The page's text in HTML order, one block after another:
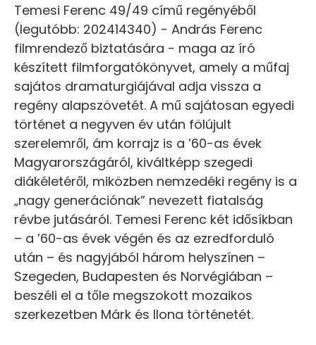
Temesi Ferenc 49/49 című regényéből
(legutóbb: 202414340) - András Ferenc
filmrendező biztatására - maga az író
készített filmforgatókönyvet, amely a műfaj
sajátos dramaturgiájával adja vissza a
regény alapszövetét. A mű sajátosan egyedi
történet a negyven év után fölújult
szerelemről, ám korrajz is a ’60-as évek
Magyarországáról, kiváltképp szegedi
diákéletéről, miközben nemzedéki regény is a
„nagy generációnak” nevezett fiatalság
révbe jutásáról. Temesi Ferenc két idősíkban
– a ’60-as évek végén és az ezredforduló
után – és nagyjából három helyszínen –
Szegeden, Budapesten és Norvégiában –
beszéli el a tőle megszokott mozaikos
szerkezetben Márk és Ilona történetét.